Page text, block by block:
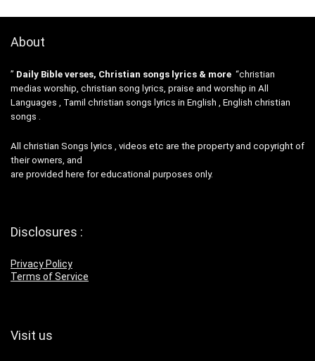
About
” Daily Bible verses, Christian songs lyrics & more “christian
medias worship, christian song lyrics, praise and worship in All
Languages , Tamil christian songs lyrics in English , English christian
songs .
All christian Songs lyrics , videos etc are the property and copyright of
their owners, and
are provided here for educational purposes only.
Disclosures :
Privacy Policy
Terms of Service
Visit us